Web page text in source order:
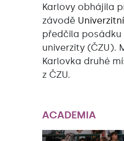
Karlovy obhájila
závodě
předčila posádku
univerzity (ČZU).
Karlovka druhé
z ČZU.
ACADEMIA